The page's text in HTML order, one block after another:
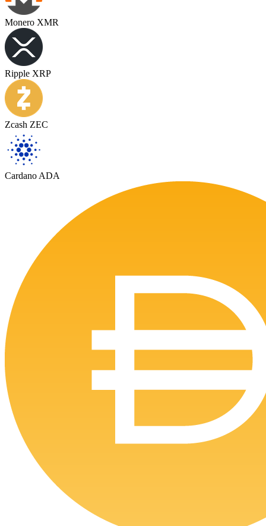
Monero XMR
Ripple XRP
Zcash ZEC
Cardano ADA